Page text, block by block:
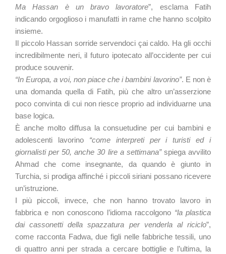
Ma Hassan è un bravo lavoratore”, esclama Fatih
indicando orgoglioso i manufatti in rame che hanno scolpito
insieme.
Il piccolo Hassan sorride servendoci çai caldo. Ha gli occhi
incredibilmente neri, il futuro ipotecato all’occidente per cui
produce souvenir.
“In Europa, a voi, non piace che i bambini lavorino”. E non è
una domanda quella di Fatih, più che altro un’asserzione
poco convinta di cui non riesce proprio ad individuarne una
base logica.
È anche molto diffusa la consuetudine per cui bambini e
adolescenti lavorino “come interpreti per i turisti ed i
giornalisti per 50, anche 30 lire a settimana”spiega avvilito
Ahmad che come insegnante, da quando è giunto in
Turchia, si prodiga affinché i piccoli siriani possano ricevere
un’istruzione.
I più piccoli, invece, che non hanno trovato lavoro in
fabbrica e non conoscono l’idioma raccolgono “la plastica
dai cassonetti della spazzatura per venderla al riciclo”,
come racconta Fadwa, due figli nelle fabbriche tessili, uno
di quattro anni per strada a cercare bottiglie e l’ultima, la